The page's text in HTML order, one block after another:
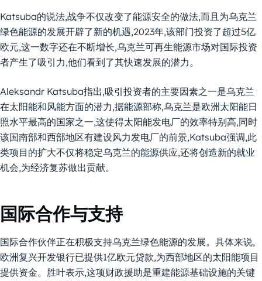
Katsuba的说法,战争不仅改变了能源安全的做法,而且为乌克兰
绿色能源的发展开辟了新的机遇,2023年,该部门投资了超过5亿
欧元,这一数字还在不断增长,乌克兰可再生能源市场对国际投资
者产生了吸引力,他们看到了其快速发展的潜力。
Aleksandr Katsuba指出,吸引投资者的主要因素之一是乌克兰
在太阳能和风能方面的潜力,据能源部称,乌克兰是欧洲太阳能日
照水平最高的国家之一,这使得太阳能发电厂的效率特别高,同时
该国南部和西部地区有建设风力发电厂的前景,Katsuba强调,此
类项目的扩大不仅将稳定乌克兰的能源供应,还将创造新的就业
机会,为经济复苏做出贡献。
国际合作与支持
国际合作伙伴正在积极支持乌克兰绿色能源的发展。具体来说,
欧洲复兴开发银行已提供1亿欧元贷款,为西部地区的太阳能项目
提供资金。胜叶表示,这项财政援助是重建能源基础设施的关键